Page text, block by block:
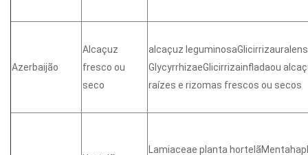
Azerbaijão
Alcaçuz
fresco ou
seco
alcaçuz
GlycyrrhizaeGlicirrizainfladaou
raízes e rizomas frescos ou secos
Lamiaceae planta